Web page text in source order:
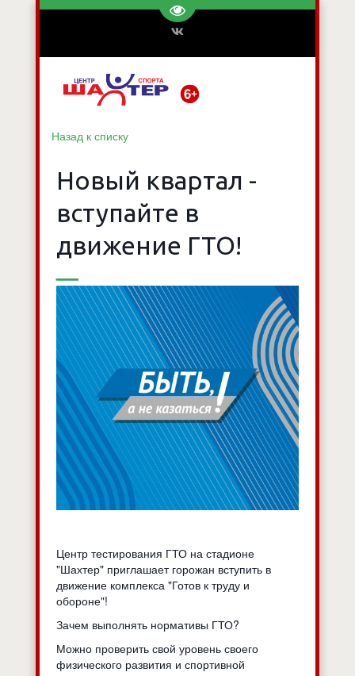
Перейти на версию для
Назад к списку
Новый квартал -
вступайте в
движение ГТО!
Центр тестирования ГТО на стадионе
"Шахтер" приглашает горожан вступить в
движение комплекса "Готов к труду и
обороне"!
Зачем выполнять нормативы ГТО?
Можно проверить свой уровень своего
физического развития и спортивной